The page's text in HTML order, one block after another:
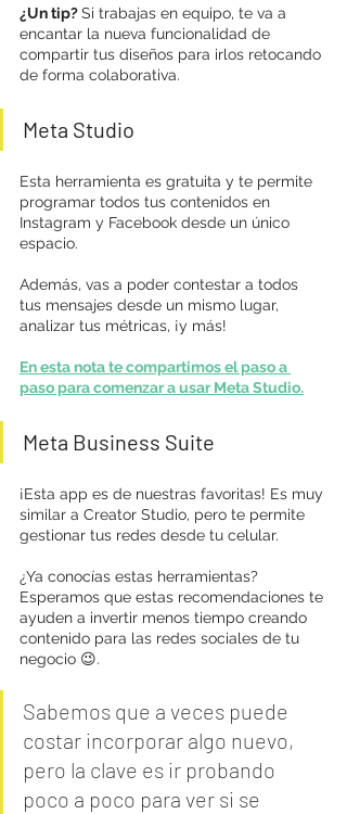
¿Un tip? Si trabajas en equipo, te va a
encantar la nueva funcionalidad de
compartir tus diseños para irlos retocando
de forma colaborativa.
Meta Studio
Esta herramienta es gratuita y te permite
programar todos tus contenidos en
Instagram y Facebook desde un único
espacio.
Además, vas a poder contestar a todos
tus mensajes desde un mismo lugar,
analizar tus métricas, ¡y más!
En esta nota te compartimos el paso a
paso para comenzar a usar Meta Studio.
Meta Business Suite
¡Esta app es de nuestras favoritas! Es muy
similar a Creator Studio, pero te permite
gestionar tus redes desde tu celular.
¿Ya conocías estas herramientas?
Esperamos que estas recomendaciones te
ayuden a invertir menos tiempo creando
contenido para las redes sociales de tu
negocio 😉.
Sabemos que a veces puede
costar incorporar algo nuevo,
pero la clave es ir probando
poco a poco para ver si se